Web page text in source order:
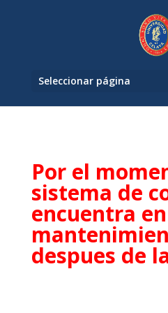
Seleccionar página
Por el
sistema de
encuentra en
despues de